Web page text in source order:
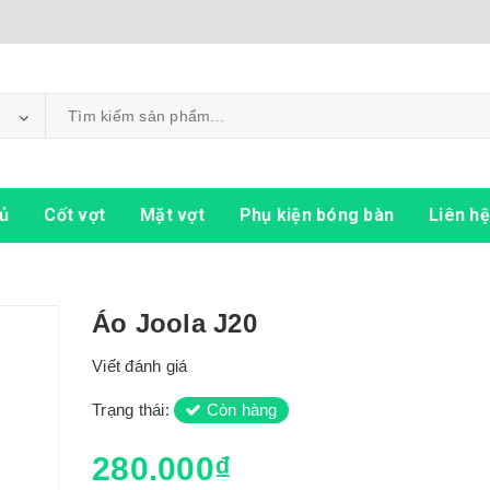
Cốt vợt Mặt vợt Phụ kiện bóng bàn Liên hệ
Áo Joola J20
Viết đánh giá
Trạng thái: Còn hàng
280.000₫